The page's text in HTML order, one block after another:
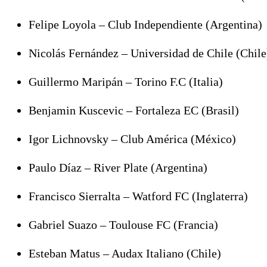
Felipe Loyola – Club Independiente (Argentina)
Nicolás Fernández – Universidad de Chile
Guillermo Maripán – Torino F.C (Italia)
Benjamin Kuscevic – Fortaleza EC (Brasil)
Igor Lichnovsky – Club América (México)
Paulo Díaz – River Plate (Argentina)
Francisco Sierralta – Watford FC (Inglaterra)
Gabriel Suazo – Toulouse FC (Francia)
Esteban Matus – Audax Italiano (Chile)